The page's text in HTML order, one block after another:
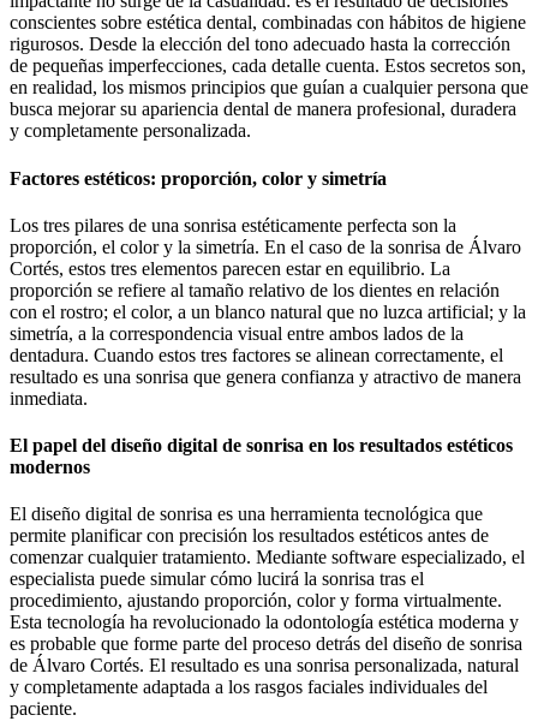
conscientes sobre estética dental, combinadas con hábitos de higiene
rigurosos. Desde la elección del tono adecuado hasta la corrección
de pequeñas imperfecciones, cada detalle cuenta. Estos secretos son,
en realidad, los mismos principios que guían a cualquier persona que
busca mejorar su apariencia dental de manera profesional, duradera
y completamente personalizada.
Factores estéticos: proporción, color y simetría
Los tres pilares de una sonrisa estéticamente perfecta son la
proporción, el color y la simetría. En el caso de la sonrisa de Álvaro
Cortés, estos tres elementos parecen estar en equilibrio. La
proporción se refiere al tamaño relativo de los dientes en relación
con el rostro; el color, a un blanco natural que no luzca artificial; y la
simetría, a la correspondencia visual entre ambos lados de la
dentadura. Cuando estos tres factores se alinean correctamente, el
resultado es una sonrisa que genera confianza y atractivo de manera
inmediata.
El papel del diseño digital de sonrisa en los resultados estéticos
modernos
El diseño digital de sonrisa es una herramienta tecnológica que
permite planificar con precisión los resultados estéticos antes de
comenzar cualquier tratamiento. Mediante software especializado, el
especialista puede simular cómo lucirá la sonrisa tras el
procedimiento, ajustando proporción, color y forma virtualmente.
Esta tecnología ha revolucionado la odontología estética moderna y
es probable que forme parte del proceso detrás del diseño de sonrisa
de Álvaro Cortés. El resultado es una sonrisa personalizada, natural
y completamente adaptada a los rasgos faciales individuales del
paciente.